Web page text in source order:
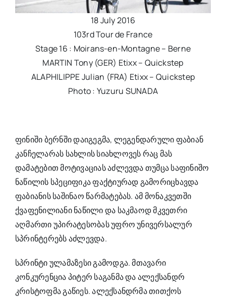
18 July 2016
103rd Tour de France
Stage 16 : Moirans-en-Montagne – Berne
MARTIN Tony (GER) Etixx – Quickstep
ALAPHILIPPE Julian (FRA) Etixx – Quickstep
Photo : Yuzuru SUNADA
ფინიში ბერნში დაიგეგმა, ლეგენდარული ფაბიან
კანჩელარას სახლის სიახლოვეს რაც მას
დამატებით მოტივაციას აძლევდა თუმცასაფინიშო
ნაწილის სპეციფიკა ფაქტიურად გამორიცხავდა
ფაბიანისსაშინაო წარმატებას. ამ მონაკვეთში
ქვაფენილიანი ნაწილი და საკმაოდ მკვეთრი
აღმართი უპირატესობას უფრო უნივერსალურ
სპრინტერებსაძლევდა.
სპრინტიულამაზესი გამოდგა. მთავარი
კონკურენცია პიტერ საგანმა და ალექსანდრ
კრისტოფმაგაწიეს.ალექსანდრმათითქოს